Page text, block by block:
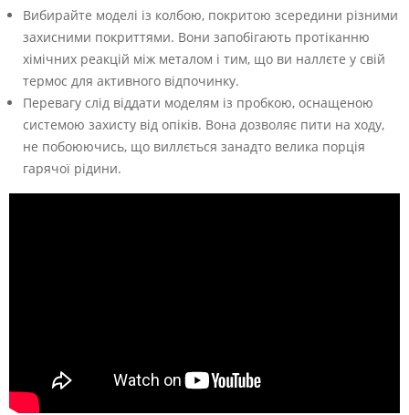
Вибирайте моделі із колбою, покритою зсередини різними
захисними покриттями. Вони запобігають протіканню
хімічних реакцій між металом і тим, що ви наллєте у свій
термос для активного відпочинку.
Перевагу слід віддати моделям із пробкою, оснащеною
системою захисту від опіків. Вона дозволяє пити на ходу,
не побоюючись, що виллється занадто велика порція
гарячої рідини.